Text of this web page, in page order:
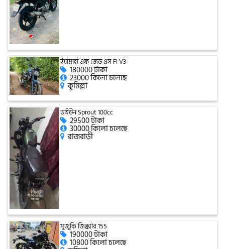
জিপিএক্স (GPX)
টারো
স্পীডার (Speeder)
এমা (Emma)
SINSKI
জিংফু
জোনটেস
ইয়ামাহা এফ জেড এস FI V3
180000 টাকা
23000 কিলো চলেছে
কুমিল্লা
ডাইউন Sprout 100cc
29500 টাকা
30000 কিলো চলেছে
রাজবাড়ী
সুজুকি জিক্সার 155
190000 টাকা
10800 কিলো চলেছে